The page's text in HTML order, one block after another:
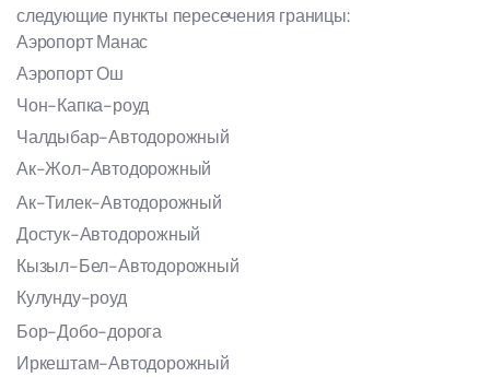
следующие пункты пересечения границы:
Аэропорт Манас
Аэропорт Ош
Чон-Капка-роуд
Чалдыбар-Автодорожный
Ак-Жол-Автодорожный
Ак-Тилек-Автодорожный
Достук-Автодорожный
Кызыл-Бел-Автодорожный
Кулунду-роуд
Бор-Добо-дорога
Иркештам-Автодорожный